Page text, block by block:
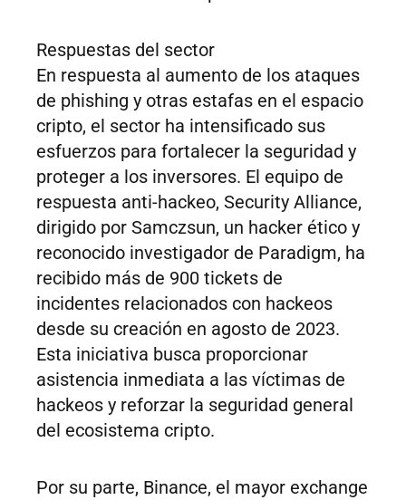
Respuestas del sector
En respuesta al aumento de los ataques
de phishing y otras estafas en el espacio
cripto, el sector ha intensificado sus
esfuerzos para fortalecer la seguridad y
proteger a los inversores. El equipo de
respuesta anti-hackeo, Security Alliance,
dirigido por Samczsun, un hacker ético y
reconocido investigador de Paradigm, ha
recibido más de 900 tickets de
incidentes relacionados con hackeos
desde su creación en agosto de 2023.
Esta iniciativa busca proporcionar
asistencia inmediata a las víctimas de
hackeos y reforzar la seguridad general
del ecosistema cripto.
Por su parte, Binance, el mayor exchange